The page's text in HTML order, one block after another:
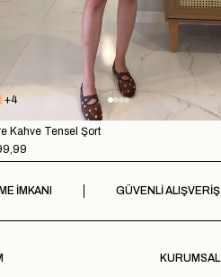
4
Kahve Tensel Şort
İMKANI GÜVENLİ ALIŞVERİŞ
KURUMSAL